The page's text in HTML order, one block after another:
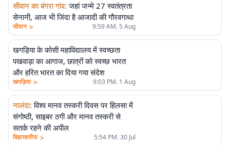
सीवान का बंगरा गांव: जहां जन्मे 27 स्वतंत्रता
सेनानी, आज भी जिंदा है आजादी की गौरवगाथा
सीवान > 9:59 AM. 5 Aug
खगड़िया के कोसी महाविद्यालय में स्वच्छता
पखवाड़ा का आगाज, छात्रों को स्वच्छ भारत
और हरित भारत का दिया गया संदेश
खगड़िया > 9:03 PM. 1 Aug
नालंदा: विश्व मानव तस्करी दिवस पर हिलसा में
संगोष्ठी, साइबर ठगी और मानव तस्करी से
सतर्क रहने की अपील
बिहारशरीफ > 5:54 PM. 30 Jul